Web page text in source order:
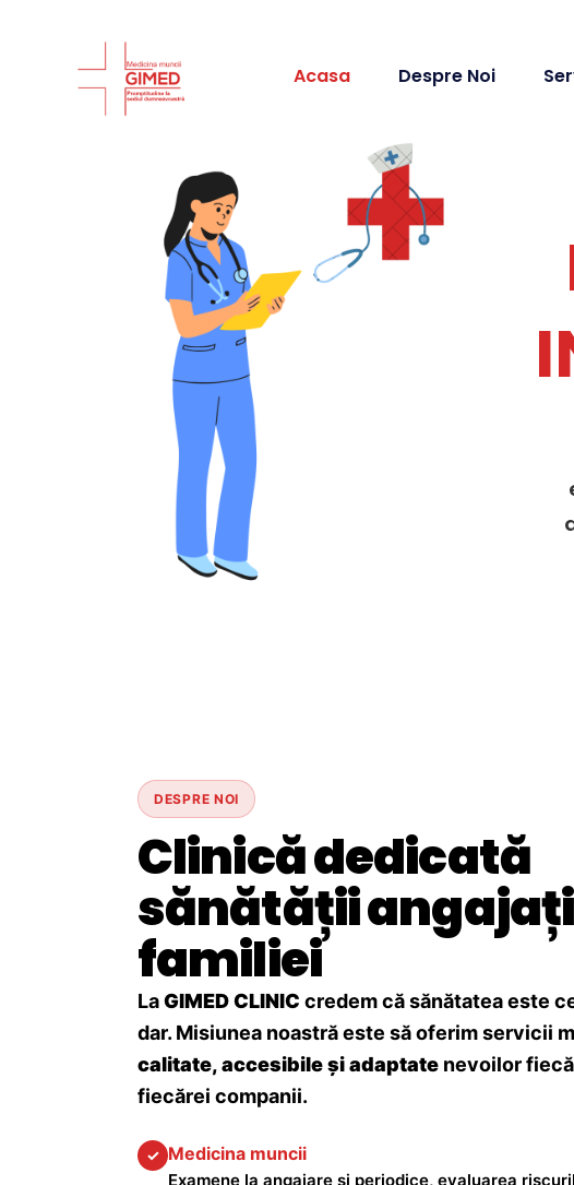
Acasa Despre Noi
DESPRE NOI
Clinică dedicată
sănătății
familiei
LaGIMED CLINIC credem că sănătatea este
dar. Misiunea noastră este să oferim servicii
calitate, accesibile și adaptate nevoilor
fiecărei companii.
✓ Medicina muncii
Examene la angajare și periodice, evaluarea